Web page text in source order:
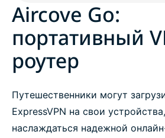
Aircove Go:
портативный
роутер
Путешественники могут
ExpressVPN на свои
наслаждаться надежной